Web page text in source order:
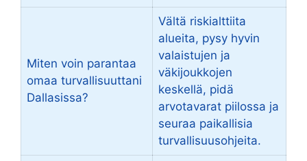
Miten voin parantaa
omaa turvallisuuttani
Dallasissa?
Vältä riskialttiita
alueita, pysy hyvin
valaistujen ja
väkijoukkojen
keskellä, pidä
arvotavarat piilossa ja
seuraa paikallisia
turvallisuusohjeita.